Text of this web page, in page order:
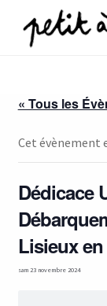
Aller
à
Aller
au
« Tous les
Cet évènement
Dédicace
Lisieux
sam 23 novembre 2024